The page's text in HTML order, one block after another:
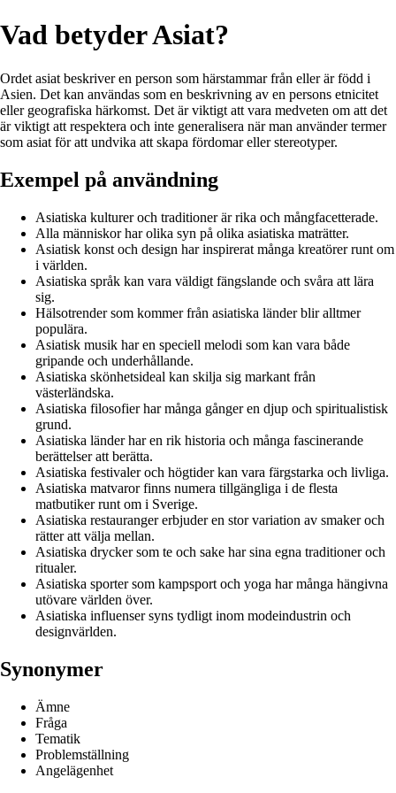
Vad betyder Asiat?
Ordet asiat beskriver en person som härstammar från eller är född i
Asien. Det kan användas som en beskrivning av en persons etnicitet
eller geografiska härkomst. Det är viktigt att vara medveten om att det
är viktigt att respektera och inte generalisera när man använder termer
som asiat för att undvika att skapa fördomar eller stereotyper.
Exempel på användning
Asiatiska kulturer och traditioner är rika och mångfacetterade.
Alla människor har olika syn på olika asiatiska maträtter.
Asiatisk konst och design har inspirerat många kreatörer runt om
i världen.
Asiatiska språk kan vara väldigt fängslande och svåra att lära
sig.
Hälsotrender som kommer från asiatiska länder blir alltmer
populära.
Asiatisk musik har en speciell melodi som kan vara både
gripande och underhållande.
Asiatiska skönhetsideal kan skilja sig markant från
västerländska.
Asiatiska filosofier har många gånger en djup och spiritualistisk
grund.
Asiatiska länder har en rik historia och många fascinerande
berättelser att berätta.
Asiatiska festivaler och högtider kan vara färgstarka och livliga.
Asiatiska matvaror finns numera tillgängliga i de flesta
matbutiker runt om i Sverige.
Asiatiska restauranger erbjuder en stor variation av smaker och
rätter att välja mellan.
Asiatiska drycker som te och sake har sina egna traditioner och
ritualer.
Asiatiska sporter som kampsport och yoga har många hängivna
utövare världen över.
Asiatiska influenser syns tydligt inom modeindustrin och
designvärlden.
Synonymer
Ämne
Fråga
Tematik
Problemställning
Angelägenhet